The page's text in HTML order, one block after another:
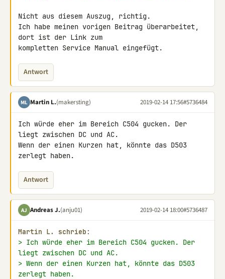
Nicht aus diesem Auszug, richtig.
Ich habe meinen vorigen Beitrag überarbeitet,
dort ist der Link zum
kompletten Service Manual eingefügt.
Antwort
ML Martin L.(makersting) 2019-02-14 17:56#5736484
Ich würde eher im Bereich C504 gucken. Der
liegt zwischen DC und AC.
Wenn der einen Kurzen hat, könnte das D503
zerlegt haben.
Antwort
AJ Andreas J.(anju01) 2019-02-14 18:00#5736487
Martin L. schrieb:
> Ich würde eher im Bereich C504 gucken. Der
liegt zwischen DC und AC.
> Wenn der einen Kurzen hat, könnte das D503
zerlegt haben.